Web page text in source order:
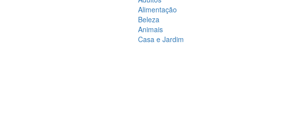
Alimentação
Beleza
Animais
Casa e Jardim